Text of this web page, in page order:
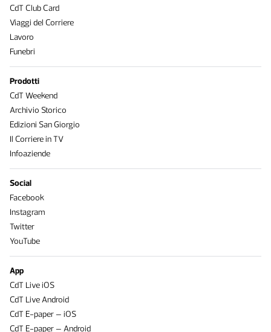
CdT Club Card
Viaggi del Corriere
Lavoro
Funebri
Prodotti
CdT Weekend
Archivio Storico
Edizioni San Giorgio
Il Corriere in TV
Infoaziende
Social
Facebook
Instagram
Twitter
YouTube
App
CdT Live iOS
CdT Live Android
CdT E-paper – iOS
CdT E-paper – Android